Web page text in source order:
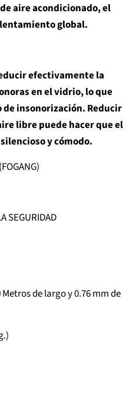
aire acondicionado, el
global.
efectivamente la
en el vidrio, lo que
insonorización. Reducir
libre puede hacer que el
y cómodo.
SEGURIDAD
Metros de largo y 0.76 mm de